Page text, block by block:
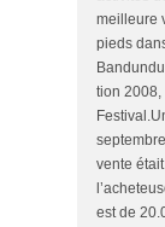
meilleure
pieds
tion 2008,
vente
est de